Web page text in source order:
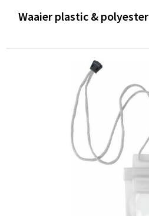
Waaier plastic & polyester